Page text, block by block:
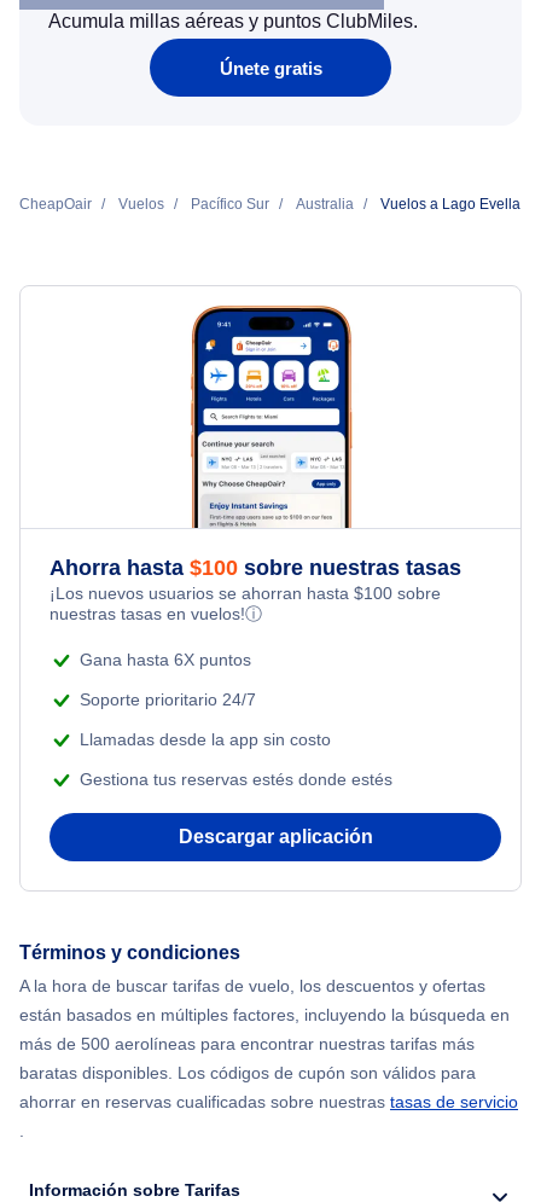
Acumula millas aéreas y puntos ClubMiles.
Únete gratis
CheapOair Vuelos Pacífico Sur Australia Vuelos a Lago Evella
Ahorra hasta $100 sobre nuestras tasas
¡Los nuevos usuarios se ahorran hasta $100 sobre
nuestras tasas en vuelos!ⓘ
Gana hasta 6X puntos
Soporte prioritario 24/7
Llamadas desde la app sin costo
Gestiona tus reservas estés donde estés
Descargar aplicación
Términos y condiciones
A la hora de buscar tarifas de vuelo, los descuentos y ofertas
están basados en múltiples factores, incluyendo la búsqueda en
más de 500 aerolíneas para encontrar nuestras tarifas más
baratas disponibles. Los códigos de cupón son válidos para
ahorrar en reservas cualificadas sobre nuestras tasas de servicio
.
Información sobre Tarifas